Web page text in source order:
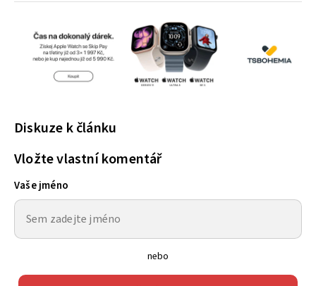
Diskuze k článku
Vložte vlastní komentář
Vaše jméno
nebo